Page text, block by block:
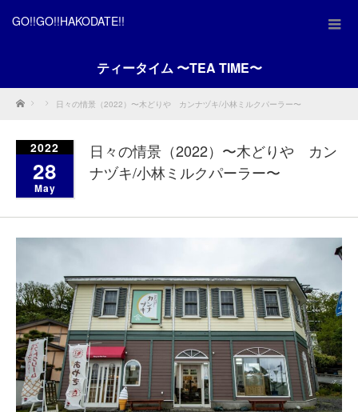
GO!!GO!!HAKODATE!!
ティータイム 〜TEA TIME〜
Home 日々の情景（2022）〜木どりや カンナヅキ/小林ミルクパーラー〜
2022
28
May
日々の情景（2022）〜木どりや カン
ナヅキ/小林ミルクパーラー〜